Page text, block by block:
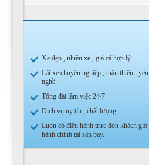
Xe đẹp , nhiều xe , giá cả hợp lý.
Lái xe chuyên nghiệp , thân thiện , yêu
nghề.
Tổng đài làm việc 24/7
Dịch vụ uy tín , chất lượng
Luôn có điều hành trực đón khách giờ
hành chính tại sân bay.